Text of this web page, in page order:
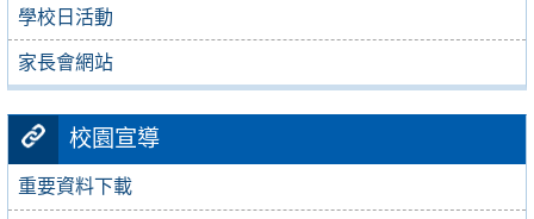
學校日活動
家長會網站
校園宣導
重要資料下載